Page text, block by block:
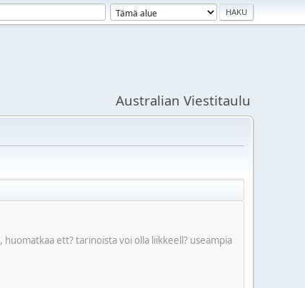
Australian Viestitaulu
ett? tarinoista voi olla liikkeell? useampia